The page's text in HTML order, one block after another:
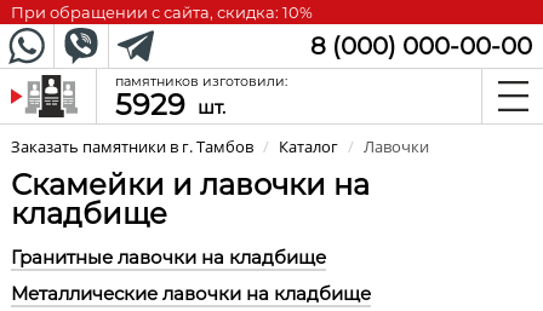
При обращении с сайта, скидка: 10%
8 (000) 000-00-00
памятников изготовили:
5929 шт.
Заказать памятники в г. Тамбов / Каталог / Лавочки
Скамейки и лавочки на
кладбище
Гранитные лавочки на кладбище
Металлические лавочки на кладбище